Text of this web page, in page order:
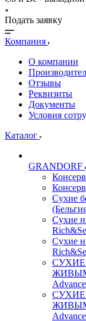
Подать заявку
Компания
О компании
Отзывы
Реквизиты
Документы
Условия
Каталог
GRANDORF
Сухие
Сухие
Сухие